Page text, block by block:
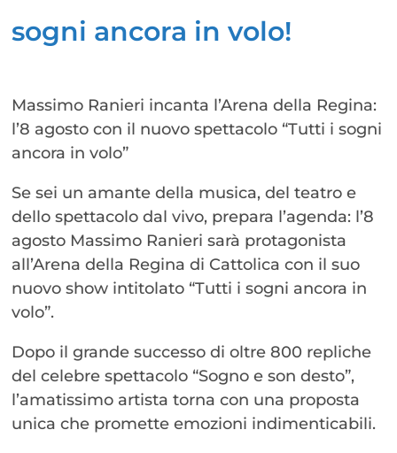
sogni ancora in volo!
Massimo Ranieri incanta l’Arena della Regina:
l’8 agosto con il nuovo spettacolo “Tutti i sogni
ancora in volo”
Se sei un amante della musica, del teatro e
dello spettacolo dal vivo, prepara l’agenda: l’8
agosto Massimo Ranieri sarà protagonista
all’Arena della Regina di Cattolica con il suo
nuovo show intitolato “Tutti i sogni ancora in
volo”.
Dopo il grande successo di oltre 800 repliche
del celebre spettacolo “Sogno e son desto”,
l’amatissimo artista torna con una proposta
unica che promette emozioni indimenticabili.